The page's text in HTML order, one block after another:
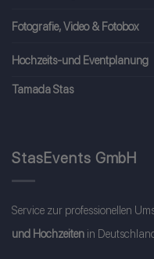
Fotografie, Video & Fotobox
Hochzeits-und Eventplanung
Tamada Stas
StasEvents GmbH
Service zur professionellen
und Hochzeiten in